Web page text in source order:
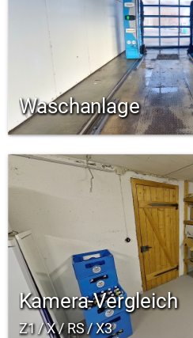
Waschanlage
Kamera-Vergleich
Z1 / X / RS / X3